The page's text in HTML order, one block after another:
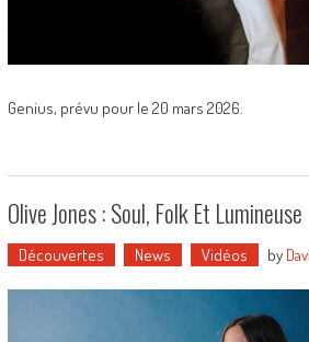
Genius, prévu pour le 20 mars 2026.
Olive Jones : Soul, Folk Et Lumineuse
Découvertes News Vidéos by